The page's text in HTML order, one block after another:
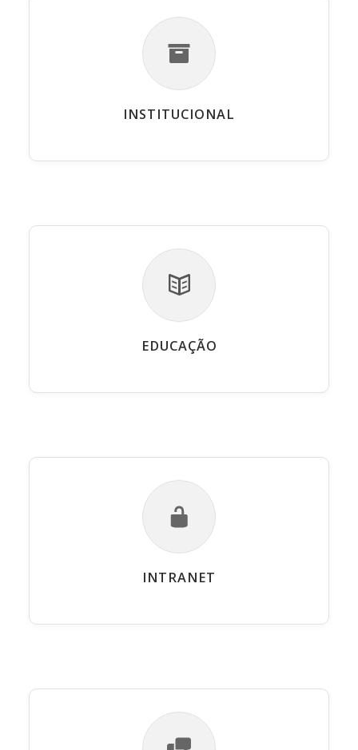
INSTITUCIONAL
EDUCAÇÃO
INTRANET